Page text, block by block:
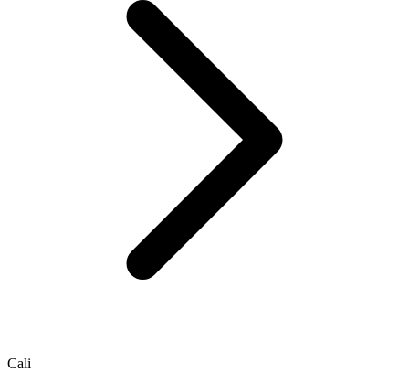
Cali